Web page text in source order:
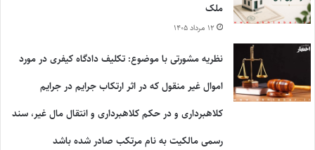
ملک
۱۲ مرداد ۱۴۰۵
نظریه مشورتی با موضوع: تکلیف دادگاه کیفری در مورد
اموال غیر منقول که در اثر ارتکاب جرایم در جرایم
کلاهبرداری و در حکم کلاهبرداری و انتقال مال غیر، سند
رسمی مالکیت به نام مرتکب صادر شده باشد